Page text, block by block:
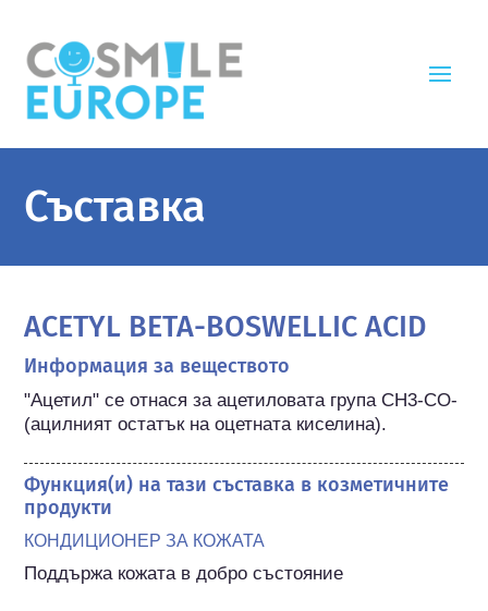
Съставка
ACETYL BETA-BOSWELLIC ACID
Информация за веществото
"Ацетил" се отнася за ацетиловата група CH3-CO-
(ацилният остатък на оцетната киселина).
Функция(и) на тази съставка в козметичните
продукти
КОНДИЦИОНЕР ЗА КОЖАТА
Поддържа кожата в добро състояние